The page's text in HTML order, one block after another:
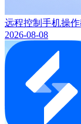
远程控制手机操
2026-08-08